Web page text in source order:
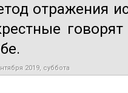
отражения
2019, суббота